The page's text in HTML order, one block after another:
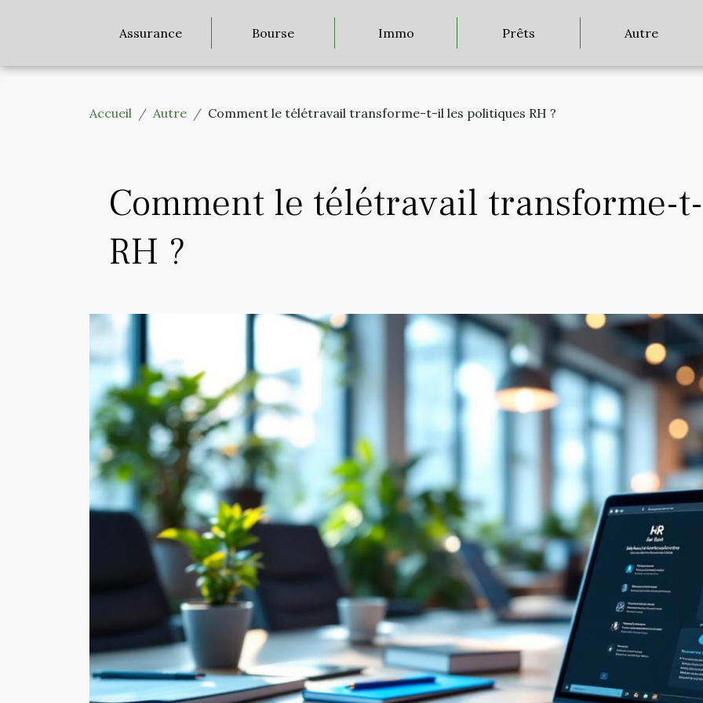
Assurance Bourse Immo Prêts Autre
Accueil Autre Comment le télétravail transforme-t-il les politiques RH ?
Comment le télétravail transforme-
RH ?